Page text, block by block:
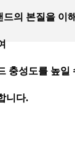
의 본질을 이
충성도를 높일
니다.